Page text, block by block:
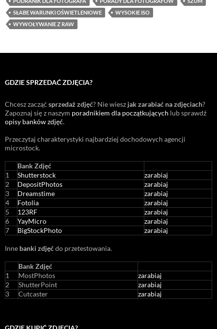
SŁABE WARUNKI OŚWIETLENIOWE
WYSOKIE ISO
WYWOŁYWANIE Z RAW
GDZIE SPRZEDAĆ ZDJĘCIA?
Chcesz zacząć sprzedaż zdjęć? Nie wiesz jak zarabiać na zdjęciach?
Zapoznaj się z naszym poradnikiem dla początkujących lub sprawdź
opisy banków zdjęć.
Przeczytaj charakterystyki najbardziej dochodowych agencji
microstock.
Bank Zdjęć
1
Shutterstock
zarabiaj
2
DepositPhotos
zarabiaj
3
Dreamstime
zarabiaj
4
Fotolia
zarabiaj
5
123RF
zarabiaj
6
YayMicro
zarabiaj
7
BigStockPhoto zarabiaj
Inne banki zdjęćdo przetestowania.
Bank Zdjęć
1
MostPhotos
zarabiaj
2
ShutterPoint
zarabiaj
3
Cutcaster zarabiaj